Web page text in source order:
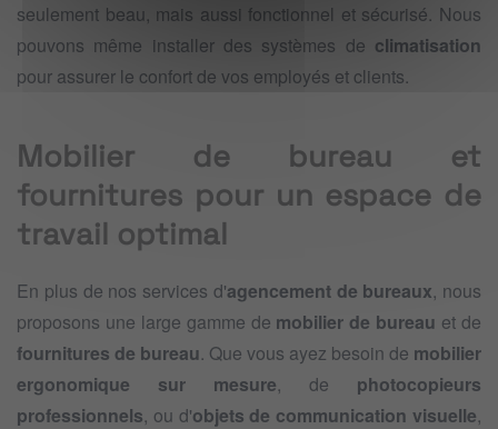
seulement beau, mais aussi fonctionnel et sécurisé. Nous
pouvons même installer des systèmes de climatisation
pour assurer le confort de vos employés et clients.
Mobilier de bureau et
fournitures pour un espace de
travail optimal
En plus de nos services d'agencement de bureaux, nous
proposons une large gamme de mobilier de bureau et de
fournitures de bureau. Que vous ayez besoin de mobilier
ergonomique sur mesure, de photocopieurs
professionnels, ou d'objets de communication visuelle,